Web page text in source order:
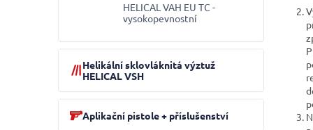
l
HELICAL VAH EU TC -
vysokopevnostní
Helikální sklovláknitá výztuž
HELICAL VSH
Aplikační pistole + příslušenství